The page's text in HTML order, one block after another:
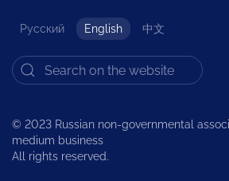
Русский English 中文
© 2023 Russian non-governmental
medium business
All rights reserved.